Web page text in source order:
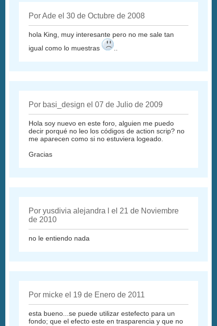
Por Ade el 30 de Octubre de 2008
hola King, muy interesante pero no me sale tan
igual como lo muestras
Por basi_design el 07 de Julio de 2009
Hola soy nuevo en este foro, alguien me puedo
decir porqué no leo los códigos de action scrip? no
me aparecen como si no estuviera logeado.
Gracias
Por yusdivia alejandra l el 21 de Noviembre
de 2010
no le entiendo nada
Por micke el 19 de Enero de 2011
esta bueno...se puede utilizar estefecto para un
fondo; que el efecto este en trasparencia y que no